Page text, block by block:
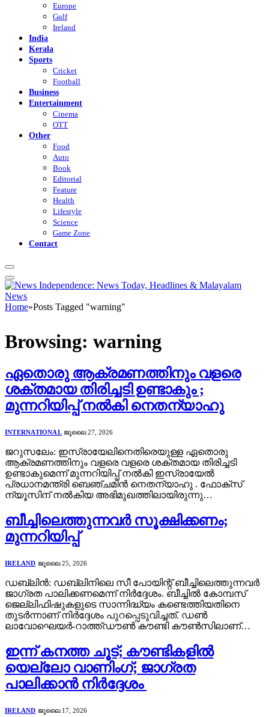
Europe
Gulf
Ireland
India
Kerala
Sports
Cricket
Football
Business
Entertainment
Cinema
OTT
Other
Food
Auto
Book
Editorial
Feature
Health
Lifestyle
Science
Game Zone
Contact
Home»Posts Tagged "warning"
Browsing: warning
ഏതൊരു ആക്രമണത്തിനും വളരെ
ശക്തമായ തിരിച്ചടി ഉണ്ടാകും ;
മുന്നറിയിപ്പ് നൽകി നെതന്യാഹു
INTERNATIONAL ജൂലൈ 27, 2026
ജറുസലേം: ഇസ്രായേലിനെതിരെയുള്ള ഏതൊരു
ആക്രമണത്തിനും വളരെ വളരെ ശക്തമായ തിരിച്ചടി
ഉണ്ടാകുമെന്ന് മുന്നറിയിപ്പ് നൽകി ഇസ്രായേൽ
പ്രധാനമന്ത്രി ബെഞ്ചമിൻ നെതന്യാഹു . ഫോക്സ്
ന്യൂസിന് നൽകിയ അഭിമുഖത്തിലായിരുന്നു…
ബീച്ചിലെത്തുന്നവർ സൂക്ഷിക്കണം;
മുന്നറിയിപ്പ്
IRELAND ജൂലൈ 25, 2026
ഡബ്ലിൻ: ഡബ്ലിനിലെ സീ പോയിന്റ് ബീച്ചിലെത്തുന്നവർ
ജാഗ്രത പാലിക്കണമെന്ന് നിർദ്ദേശം. ബീച്ചിൽ കോമ്പസ്
ജെല്ലിഫിഷുകളുടെ സാന്നിദ്ധ്യം കണ്ടെത്തിയതിനെ
തുടർന്നാണ് നിർദ്ദേശം പുറപ്പെടുവിച്ചത്. ഡൺ
ലാവോഘെയർ-റാത്ത്ഡൗൺ കൗണ്ടി കൗൺസിലാണ്…
ഇന്ന് കനത്ത ചൂട്; കൗണ്ടികളിൽ
യെല്ലോ വാണിംഗ്; ജാഗ്രത
പാലിക്കാൻ നിർദ്ദേശം
IRELAND ജൂലൈ 17, 2026